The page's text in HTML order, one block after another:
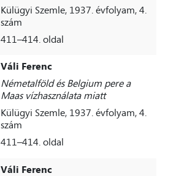
Külügyi Szemle, 1937. évfolyam, 4.
szám
411–414. oldal
Váli Ferenc
Németalföld és Belgium pere a
Maas vízhasználata miatt
Külügyi Szemle, 1937. évfolyam, 4.
szám
411–414. oldal
Váli Ferenc